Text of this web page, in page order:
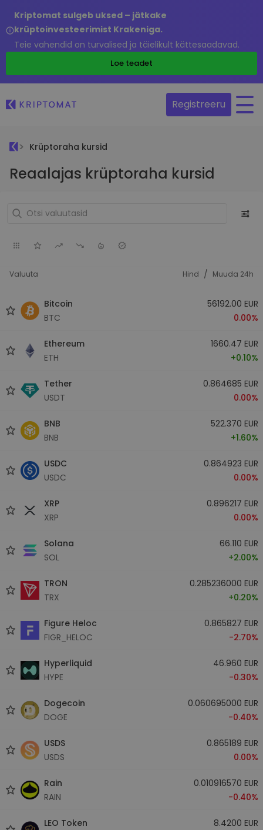
Kriptomat sulgeb uksed – jätkake
krüptoinvesteerimist Krakeniga.
Teie vahendid on turvalised ja täielikult kättesaadavad.
Loe teadet
Registreeru
Krüptoraha kursid
Reaalajas krüptoraha kursid
Valuuta Hind / Muuda 24h
Bitcoin
BTC
56192.00 EUR
0.00%
Ethereum
ETH
1660.47 EUR
+0.10%
Tether
USDT
0.864685 EUR
0.00%
BNB
BNB
522.370 EUR
+1.60%
USDC
USDC
0.864923 EUR
0.00%
XRP
XRP
0.896217 EUR
0.00%
Solana
SOL
66.110 EUR
+2.00%
TRON
TRX
0.285236000 EUR
+0.20%
Figure Heloc
FIGR_HELOC
0.865827 EUR
-2.70%
Hyperliquid
HYPE
46.960 EUR
-0.30%
Dogecoin
DOGE
0.060695000 EUR
-0.40%
USDS
USDS
0.865189 EUR
0.00%
Rain
RAIN
0.010916570 EUR
-0.40%
LEO Token
8.4200 EUR